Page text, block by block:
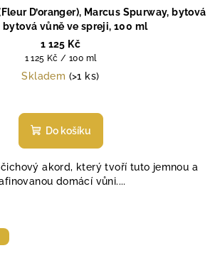
D’oranger), Marcus Spurway, bytová
bytová vůně ve spreji, 100 ml
1 125 Kč
Měrná
cena:
1 125 Kč / 100 ml
Skladem (>1 ks)
Do košíku
akord, který tvoří tuto jemnou a
domácí vůni....